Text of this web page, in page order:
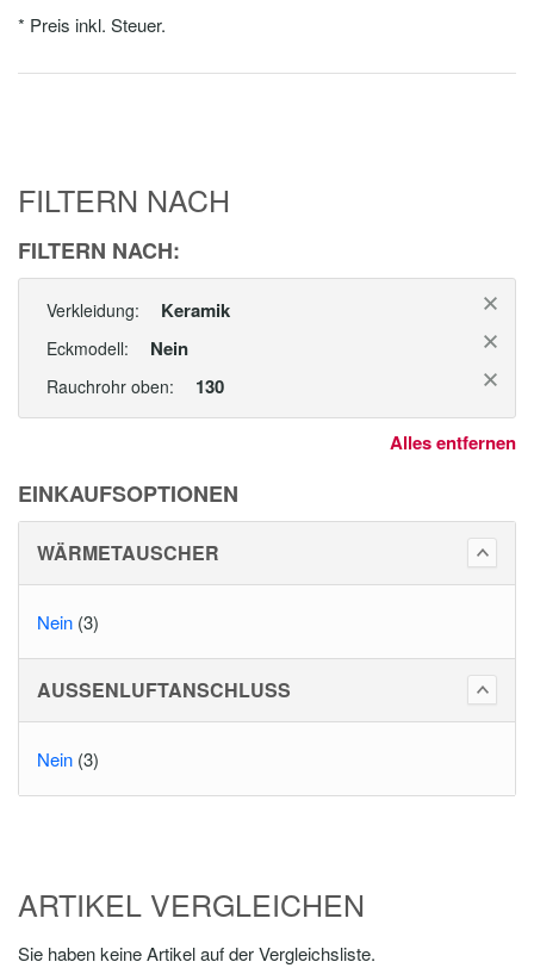
* Preis inkl. Steuer.
FILTERN NACH
FILTERN NACH:
Verkleidung: Keramik
Eckmodell: Nein
Rauchrohr oben: 130
Alles entfernen
EINKAUFSOPTIONEN
WÄRMETAUSCHER
Nein (3)
AUSSENLUFTANSCHLUSS
Nein (3)
ARTIKEL VERGLEICHEN
Sie haben keine Artikel auf der Vergleichsliste.